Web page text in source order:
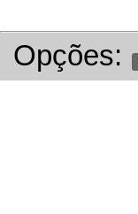
Opções: